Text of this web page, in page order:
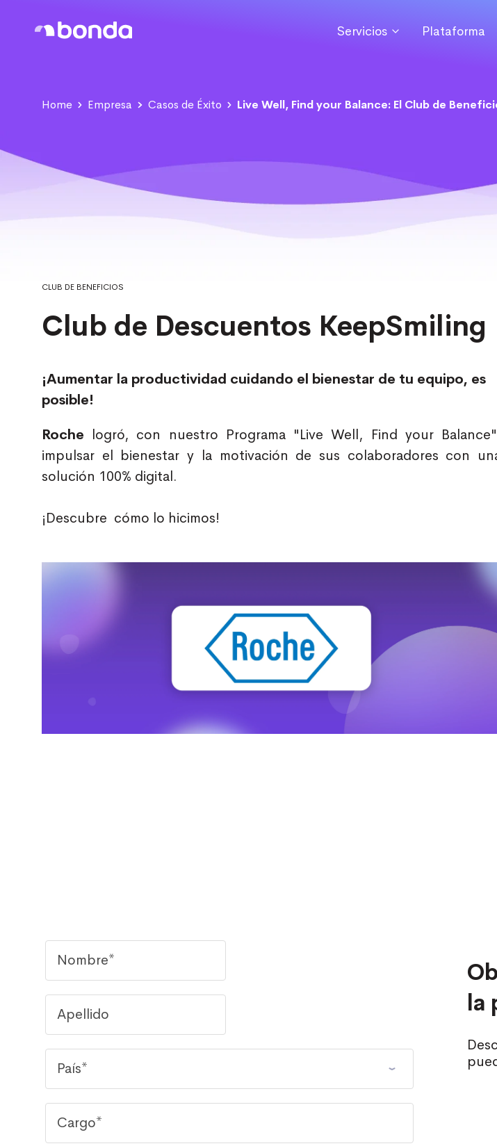
Servicios Plataforma
Home Empresa Casos de Éxito Live Well, Find your Balance: El Club de
CLUB DE BENEFICIOS
Club de Descuentos KeepSmiling
¡Aumentar la productividad cuidando el bienestar de tu equipo, es
posible!
Roche logró, con nuestro Programa "Live Well, Find your
impulsar el bienestar y la motivación de sus colaboradores con
solución 100% digital.
¡Descubre cómo lo hicimos!
la